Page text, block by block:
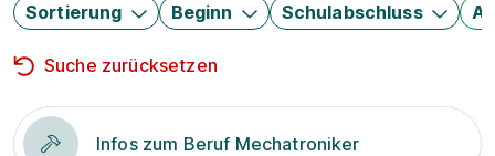
Sortierung Beginn Schulabschluss
Suche zurücksetzen
Infos zum Beruf Mechatroniker